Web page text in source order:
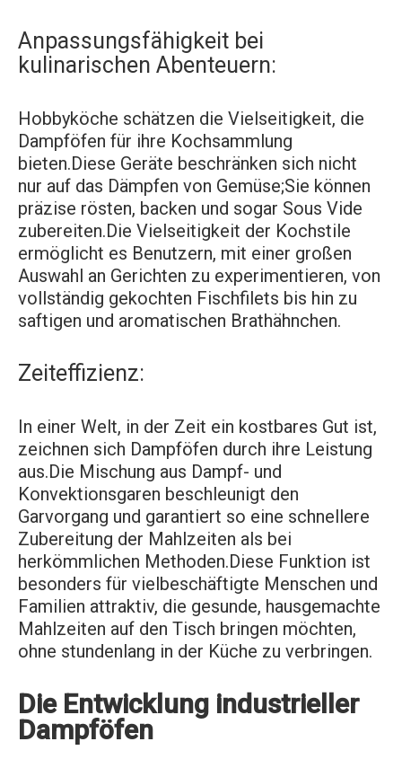
Anpassungsfähigkeit bei
kulinarischen Abenteuern:
Hobbyköche schätzen die Vielseitigkeit, die
Dampföfen für ihre Kochsammlung
bieten.Diese Geräte beschränken sich nicht
nur auf das Dämpfen von Gemüse;Sie können
präzise rösten, backen und sogar Sous Vide
zubereiten.Die Vielseitigkeit der Kochstile
ermöglicht es Benutzern, mit einer großen
Auswahl an Gerichten zu experimentieren, von
vollständig gekochten Fischfilets bis hin zu
saftigen und aromatischen Brathähnchen.
Zeiteffizienz:
In einer Welt, in der Zeit ein kostbares Gut ist,
zeichnen sich Dampföfen durch ihre Leistung
aus.Die Mischung aus Dampf- und
Konvektionsgaren beschleunigt den
Garvorgang und garantiert so eine schnellere
Zubereitung der Mahlzeiten als bei
herkömmlichen Methoden.Diese Funktion ist
besonders für vielbeschäftigte Menschen und
Familien attraktiv, die gesunde, hausgemachte
Mahlzeiten auf den Tisch bringen möchten,
ohne stundenlang in der Küche zu verbringen.
Die Entwicklung industrieller
Dampföfen